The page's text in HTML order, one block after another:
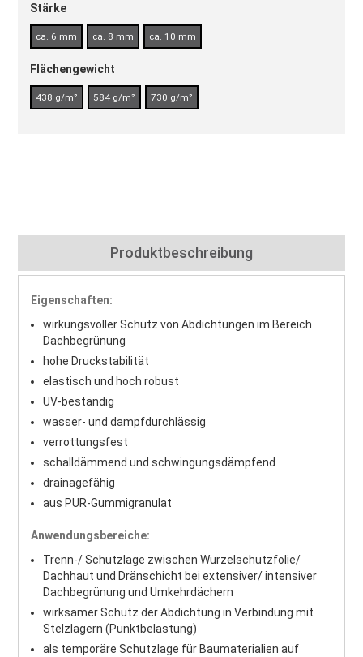
Stärke
ca. 6 mm ca. 8 mm ca. 10 mm
Flächengewicht
438 g/m² 584 g/m² 730 g/m²
Produktbeschreibung
Eigenschaften:
wirkungsvoller Schutz von Abdichtungen im Bereich
Dachbegrünung
hohe Druckstabilität
elastisch und hoch robust
UV-beständig
wasser- und dampfdurchlässig
verrottungsfest
schalldämmend und schwingungsdämpfend
drainagefähig
aus PUR-Gummigranulat
Anwendungsbereiche:
Trenn-/ Schutzlage zwischen Wurzelschutzfolie/
Dachhaut und Dränschicht bei extensiver/ intensiver
Dachbegrünung und Umkehrdächern
wirksamer Schutz der Abdichtung in Verbindung mit
Stelzlagern (Punktbelastung)
als temporäre Schutzlage für Baumaterialien auf